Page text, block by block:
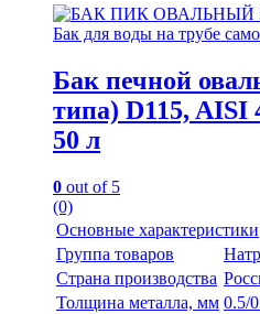
Бак для воды на трубе
Бак печной
типа) D115,
50 л
0 out of 5
(0)
Основные характеристики
Группа товаров
Страна производства
Толщина металла, мм 0.5/